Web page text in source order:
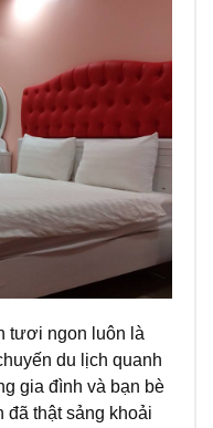
tươi ngon luôn là
du lịch quanh
gia đình và bạn bè
đã thật sảng khoải